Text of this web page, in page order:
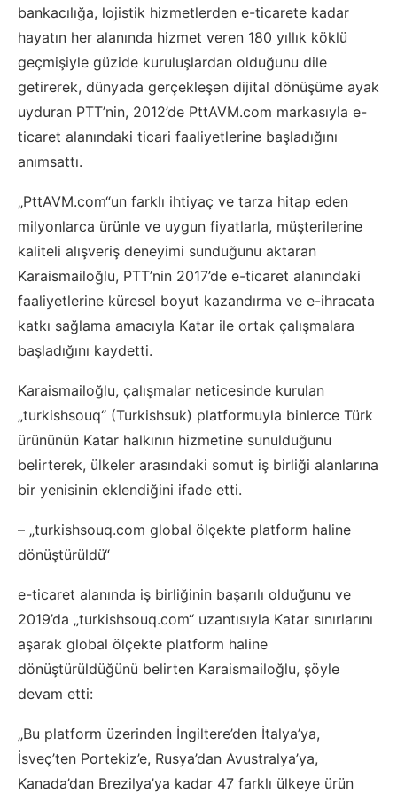
bankacılığa, lojistik hizmetlerden e-ticarete kadar
hayatın her alanında hizmet veren 180 yıllık köklü
geçmişiyle güzide kuruluşlardan olduğunu dile
getirerek, dünyada gerçekleşen dijital dönüşüme ayak
uyduran PTT’nin, 2012’de PttAVM.com markasıyla e-
ticaret alanındaki ticari faaliyetlerine başladığını
anımsattı.
„PttAVM.com“un farklı ihtiyaç ve tarza hitap eden
milyonlarca ürünle ve uygun fiyatlarla, müşterilerine
kaliteli alışveriş deneyimi sunduğunu aktaran
Karaismailoğlu, PTT’nin 2017’de e-ticaret alanındaki
faaliyetlerine küresel boyut kazandırma ve e-ihracata
katkı sağlama amacıyla Katar ile ortak çalışmalara
başladığını kaydetti.
Karaismailoğlu, çalışmalar neticesinde kurulan
„turkishsouq“ (Turkishsuk) platformuyla binlerce Türk
ürününün Katar halkının hizmetine sunulduğunu
belirterek, ülkeler arasındaki somut iş birliği alanlarına
bir yenisinin eklendiğini ifade etti.
– „turkishsouq.com global ölçekte platform haline
dönüştürüldü“
e-ticaret alanında iş birliğinin başarılı olduğunu ve
2019’da „turkishsouq.com“ uzantısıyla Katar sınırlarını
aşarak global ölçekte platform haline
dönüştürüldüğünü belirten Karaismailoğlu, şöyle
devam etti:
„Bu platform üzerinden İngiltere’den İtalya’ya,
İsveç’ten Portekiz’e, Rusya’dan Avustralya’ya,
Kanada’dan Brezilya’ya kadar 47 farklı ülkeye ürün